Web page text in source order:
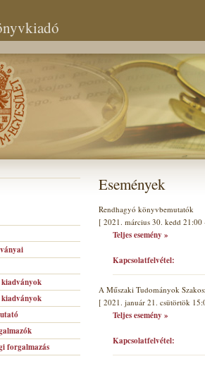
kiadványok
kiadványok
forgalmazás
Események
Rendhagyó könyvbemutatók
[ 2021. március 30. kedd
Teljes esemény »
Kapcsolatfelvétel:
A Műszaki Tudományok
[ 2021. január 21. csütörtök
Teljes esemény »
Kapcsolatfelvétel: